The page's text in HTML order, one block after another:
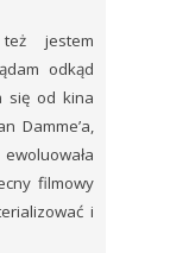
jestem
odkąd
się od kina
Damme’a,
filmowy
i